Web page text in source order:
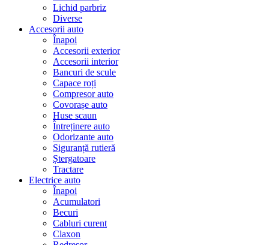
Lichid parbriz
Diverse
Accesorii auto
Înapoi
Accesorii exterior
Accesorii interior
Bancuri de scule
Capace roți
Compresor auto
Covorașe auto
Huse scaun
Întreținere auto
Odorizante auto
Siguranță rutieră
Ștergatoare
Tractare
Electrice auto
Înapoi
Acumulatori
Becuri
Cabluri curent
Claxon